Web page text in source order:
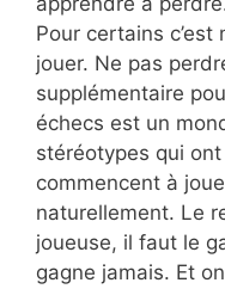
Pour certains
jouer. Ne pas
supplémentaire
échecs est un
stéréotypes qui
commencent à
naturellement. Le
joueuse, il faut le
gagne jamais. Et